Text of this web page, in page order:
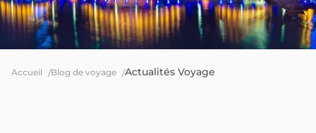
Accueil Blog de voyage Actualités Voyage